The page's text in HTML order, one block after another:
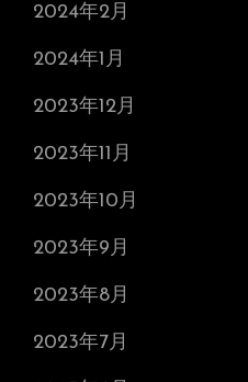
2024年2月
2024年1月
2023年12月
2023年11月
2023年10月
2023年9月
2023年8月
2023年7月